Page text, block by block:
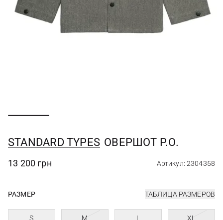
STANDARD TYPES ОВЕРШОТ P.O.
13 200 грн Артикул: 2304358
РАЗМЕР ТАБЛИЦА РАЗМЕРОВ
S M L XL